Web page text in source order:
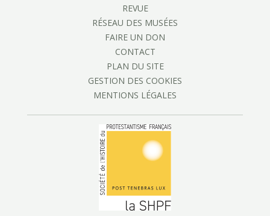
REVUE
RÉSEAU DES MUSÉES
FAIRE UN DON
CONTACT
PLAN DU SITE
GESTION DES COOKIES
MENTIONS LÉGALES